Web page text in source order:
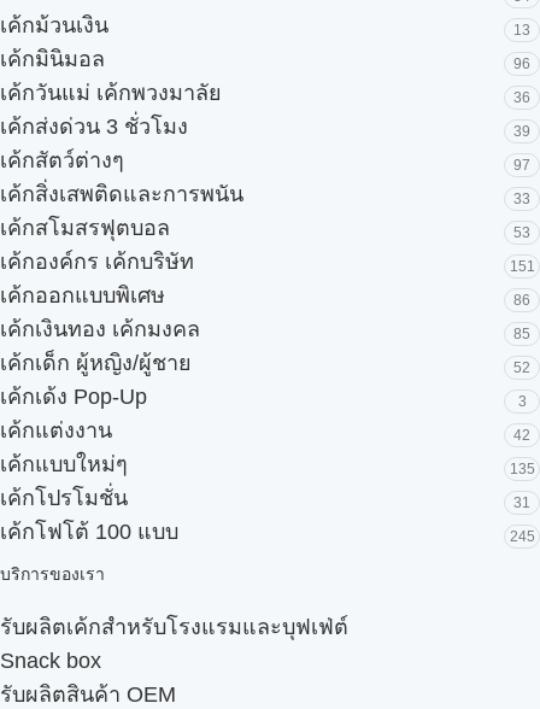
เค้กม้วนเงิน 13
เค้กมินิมอล 96
เค้กวันแม่ เค้กพวงมาลัย 36
เค้กส่งด่วน 3 ชั่วโมง 39
เค้กสัตว์ต่างๆ 97
เค้กสิ่งเสพติดและการพนัน 33
เค้กสโมสรฟุตบอล 53
เค้กองค์กร เค้กบริษัท 151
เค้กออกแบบพิเศษ 86
เค้กเงินทอง เค้กมงคล 85
เค้กเด็ก ผู้หญิง/ผู้ชาย 52
เค้กเด้ง Pop-Up 3
เค้กแต่งงาน 42
เค้กแบบใหม่ๆ 135
เค้กโปรโมชั่น 31
เค้กโฟโต้ 100 แบบ 245
บริการของเรา
รับผลิตเค้กสำหรับโรงแรมและบุฟเฟ่ต์
Snack box
รับผลิตสินค้า OEM